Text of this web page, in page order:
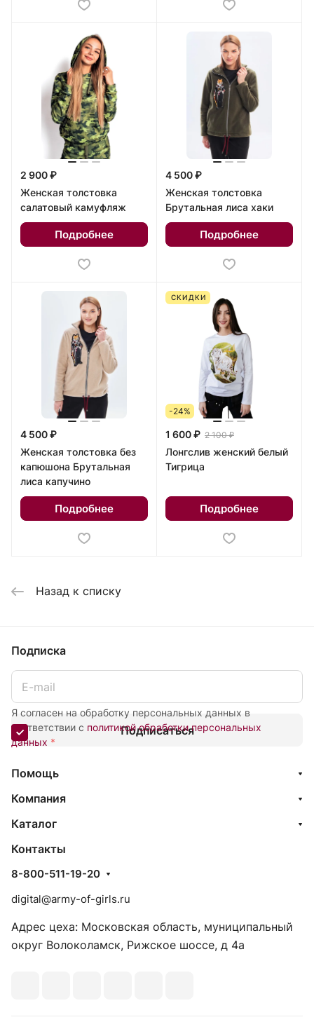
2 900 ₽
Женская толстовка
салатовый камуфляж
Подробнее
4 500 ₽
Женская толстовка
Брутальная лиса хаки
Подробнее
4 500 ₽
Женская толстовка без
капюшона Брутальная
лиса капучино
Подробнее
СКИДКИ
-24%
1 600 ₽ 2 100 ₽
Лонгслив женский белый
Тигрица
Подробнее
Назад к списку
Подписка
Я согласен на обработку персональных данных в
соответствии с политикой обработки персональных
данных *
Подписаться
Помощь
Компания
Каталог
Контакты
8-800-511-19-20
digital@army-of-girls.ru
Адрес цеха: Московская область, муниципальный
округ Волоколамск, Рижское шоссе, д 4а